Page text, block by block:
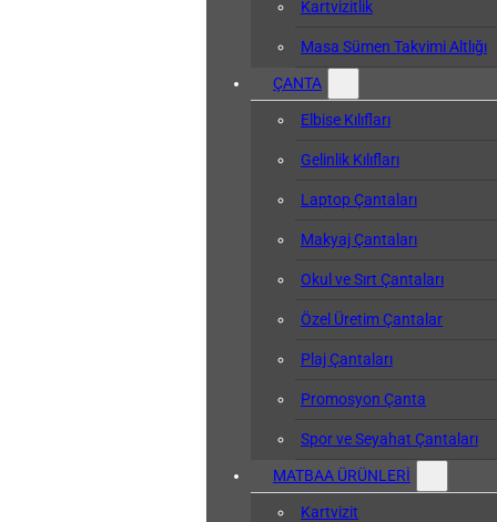
Kartvizitlik
Masa Sümen Takvimi Altlığı
ÇANTA
Elbise Kılıfları
Gelinlik Kılıfları
Laptop Çantaları
Makyaj Çantaları
Okul ve Sırt Çantaları
Özel Üretim Çantalar
Plaj Çantaları
Promosyon Çanta
Spor ve Seyahat Çantaları
MATBAA ÜRÜNLERİ
Kartvizit